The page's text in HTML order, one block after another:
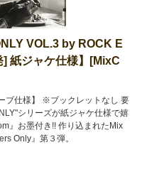
VOL.3 by ROCK E
紙ジャケ仕様】[MixC
ブ仕様】 ※ブックレットなし 要
シリーズが紙ジャケ仕様で嬉
』お墨付き!! 作り込まれたMix
Only』第３弾。